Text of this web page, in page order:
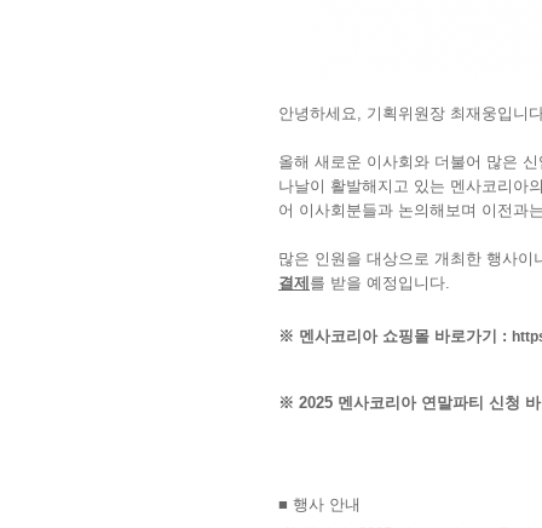
안녕하세요, 기획위원장 최재웅입니
올해 새로운 이사회와 더불어 많은
나날이 활발해지고 있는 멘사코리아
어 이사회분들과 논의해보며 이전과
많은 인원을 대상으로 개최한 행사
결제 를 받을 예정입니다.
※ 멘사코리아 쇼핑몰 바로가기 :
※ 2025 멘사코리아 연말파티 신청
■ 행사 안내